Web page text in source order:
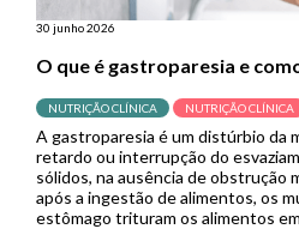
30 junho 2026
O que é gastroparesia e
NUTRIÇÃO CLÍNICA NUTRIÇÃO CLÍNICA
A gastroparesia é um distúrbio da
retardo ou interrupção do
sólidos, na ausência de obstrução
após a ingestão de alimentos, os
estômago trituram os alimentos